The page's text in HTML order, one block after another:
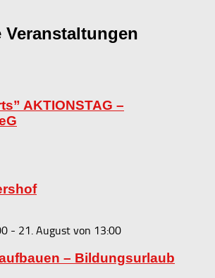
Veranstaltungen
AKTIONSTAG –
- 21. August von 13:00
– Bildungsurlaub